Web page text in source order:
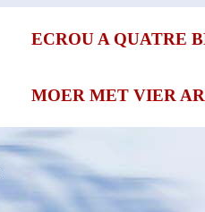
ECROU A QUATRE
MOER MET VIER